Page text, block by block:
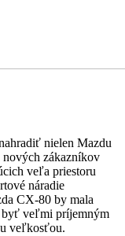
nielen Mazdu
nových zákazníkov
veľa priestoru
náradie
CX-80 by mala
byť veľmi príjemným
veľkosťou.